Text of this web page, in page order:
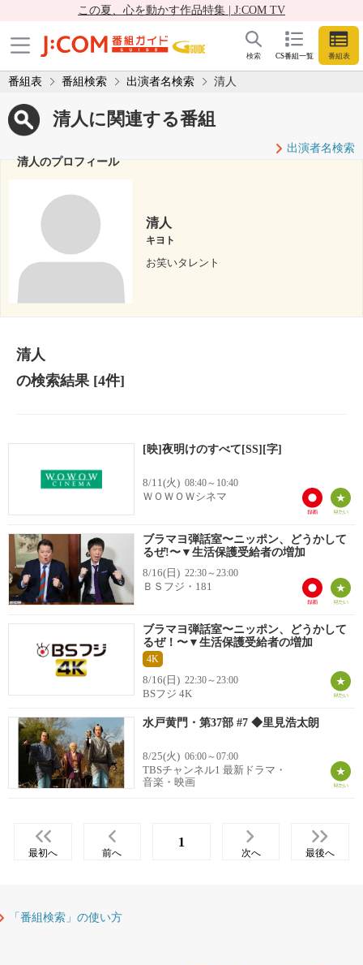
この夏、心を動かす作品特集 | J:COM TV
CS番組一覧 番組表
検索
番組表 番組検索 出演者名検索 清人
清人に関連する番組
出演者名検索
清人のプロフィール
清人
キヨト
お笑いタレント
清人
の検索結果[4件]
[映]夜明けのすべて[SS][字]
8/11(火) 08:40～10:40
ＷＯＷＯＷシネマ
ブラマヨ弾話室〜ニッポン、どうかして
るぜ!〜▼生活保護受給者の増加
8/16(日) 22:30～23:00
ＢＳフジ・181
ブラマヨ弾話室〜ニッポン、どうかして
るぜ！〜▼生活保護受給者の増加
4K
8/16(日) 22:30～23:00
BSフジ 4K
水戸黄門・第37部 #7 ◆里見浩太朗
8/25(火) 06:00～07:00
TBSチャンネル1 最新ドラマ・
音楽・映画
最初へ 前へ
1
次へ 最後へ
「番組検索」の使い方